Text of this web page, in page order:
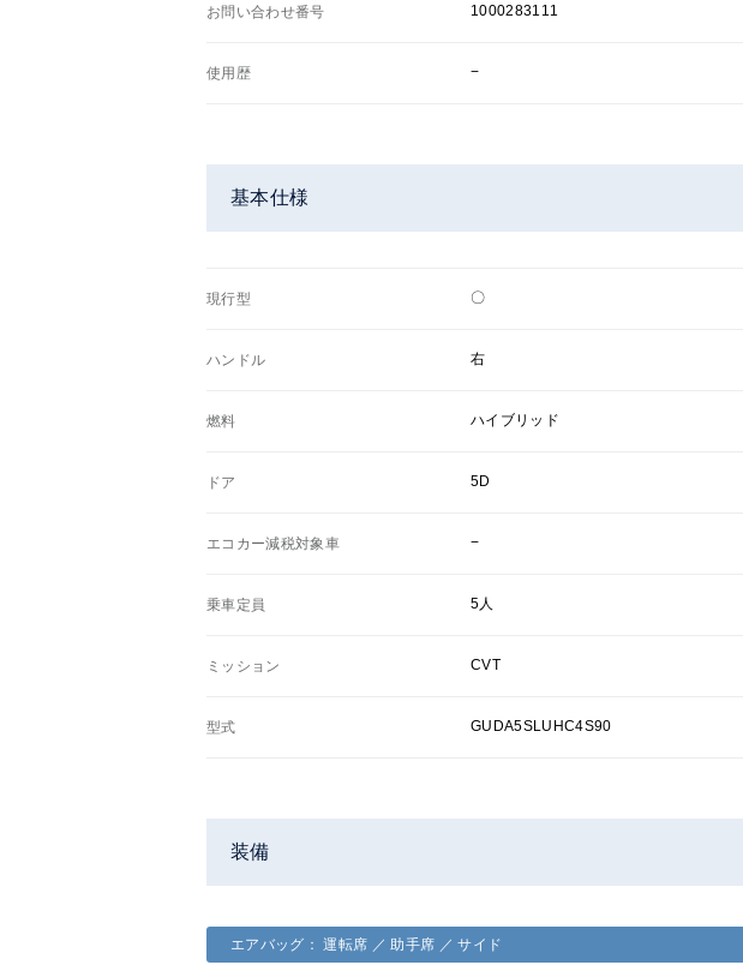
お問い合わせ番号 1000283111
使用歴 −
基本仕様
現行型 〇
ハンドル 右
燃料 ハイブリッド
ドア 5D
エコカー減税対象車 −
乗車定員 5人
ミッション CVT
型式 GUDA5SLUHC4S90
装備
エアバッグ： 運転席 ／ 助手席 ／ サイド